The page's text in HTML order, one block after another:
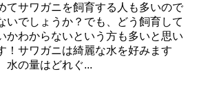
てサワガニを飼育する人も多いので
いでしょうか？でも、どう飼育して
かわからないという方も多いと思い
！サワガニは綺麗な水を好みます
水の量はどれぐ...